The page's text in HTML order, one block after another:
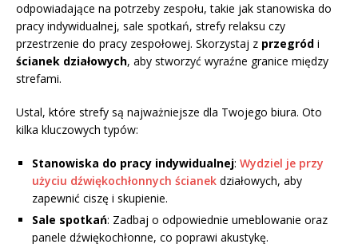
odpowiadające na potrzeby zespołu, takie jak stanowiska do
pracy indywidualnej, sale spotkań, strefy relaksu czy
przestrzenie do pracy zespołowej. Skorzystaj z przegród i
ścianek działowych, aby stworzyć wyraźne granice między
strefami.
Ustal, które strefy są najważniejsze dla Twojego biura. Oto
kilka kluczowych typów:
Stanowiska do pracy indywidualnej: Wydziel je przy
użyciu dźwiękochłonnych ścianek działowych, aby
zapewnić ciszę i skupienie.
Sale spotkań: Zadbaj o odpowiednie umeblowanie oraz
panele dźwiękochłonne, co poprawi akustykę.